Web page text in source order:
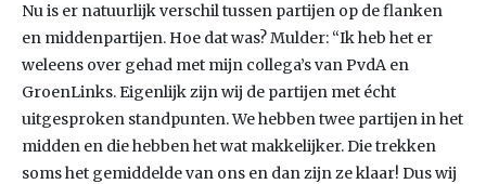
Nu is er natuurlijk verschil tussen partijen op de flanken
en middenpartijen. Hoe dat was? Mulder: “Ik heb het er
weleens over gehad met mijn collega’s van PvdA en
GroenLinks. Eigenlijk zijn wij de partijen met écht
uitgesproken standpunten. We hebben twee partijen in het
midden en die hebben het wat makkelijker. Die trekken
soms het gemiddelde van ons en dan zijn ze klaar! Dus wij